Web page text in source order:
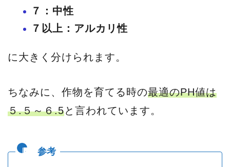
７：中性
７以上：アルカリ性
に大きく分けられます。
ちなみに、作物を育てる時の最適のPH値は
５.５～６.5と言われています。